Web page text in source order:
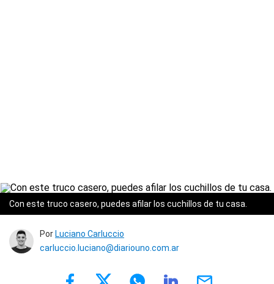
Con este truco casero, puedes afilar los cuchillos de tu casa.
Por Luciano Carluccio
carluccio.luciano@diariouno.com.ar